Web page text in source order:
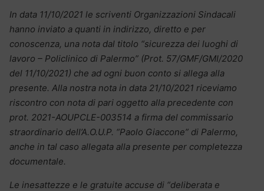
In data 11/10/2021 le scriventi Organizzazioni Sindacali
hanno inviato a quanti in indirizzo, diretto e per
conoscenza, una nota dal titolo “sicurezza dei luoghi di
lavoro – Policlinico di Palermo” (Prot. 57/GMF/GMI/2020
del 11/10/2021) che ad ogni buon conto si allega alla
presente. Alla nostra nota in data 21/10/2021 riceviamo
riscontro con nota di pari oggetto alla precedente con
prot. 2021-AOUPCLE-003514 a firma del commissario
straordinario dell’A.O.U.P. “Paolo Giaccone” di Palermo,
anche in tal caso allegata alla presente per completezza
documentale.
Le inesattezze e le gratuite accuse di “deliberata e